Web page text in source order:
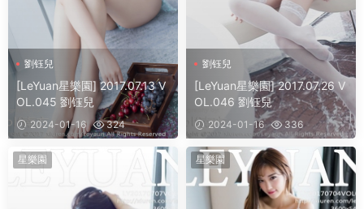
劉钰兒
[LeYuan星樂園] 2017.07.13 V
OL.045 劉钰兒
2024-01-16 324
劉钰兒
[LeYuan星樂園] 2017.07.26 V
OL.046 劉钰兒
2024-01-16 336
星樂園 星樂園